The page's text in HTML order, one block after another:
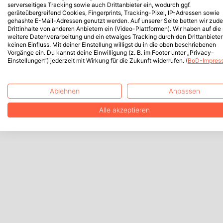
serverseitiges Tracking sowie auch Drittanbieter ein, wodurch ggf.
geräteübergreifend Cookies, Fingerprints, Tracking-Pixel, IP-Adressen sowie
gehashte E-Mail-Adressen genutzt werden. Auf unserer Seite betten wir
Drittinhalte von anderen Anbietern ein (Video-Plattformen). Wir haben auf die
weitere Datenverarbeitung und ein etwaiges Tracking durch den Drittanbieter
keinen Einfluss. Mit deiner Einstellung willigst du in die oben beschriebenen
Vorgänge ein. Du kannst deine Einwilligung (z. B. im Footer unter „Privacy-
Einstellungen“) jederzeit mit Wirkung für die Zukunft widerrufen. (BoD-
Ablehnen Anpassen
Alle akzeptieren